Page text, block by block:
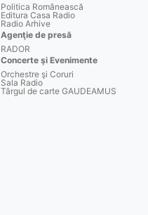
Politica Românească
Editura Casa Radio
Radio Arhive
Agenţie de presă
RADOR
Concerte şi Evenimente
Orchestre şi Coruri
Sala Radio
Târgul de carte GAUDEAMUS